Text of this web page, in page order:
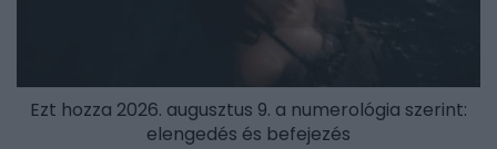
Ezt hozza 2026. augusztus 9. a numerológia szerint:
elengedés és befejezés